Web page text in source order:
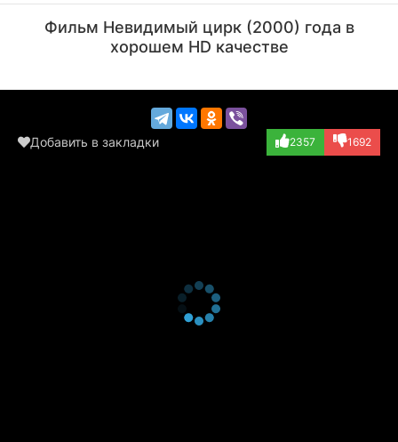
(Eric)
(Faith)
Фильм Невидимый цирк (2000) года в
хорошем HD качестве
Добавить в закладки 2357 1692